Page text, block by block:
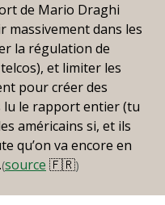
de Mario Draghi
massivement dans les
la régulation de
et limiter les
pour créer des
lu le rapport entier (tu
américains si, et ils
qu’on va encore en
(source 🇫🇷)